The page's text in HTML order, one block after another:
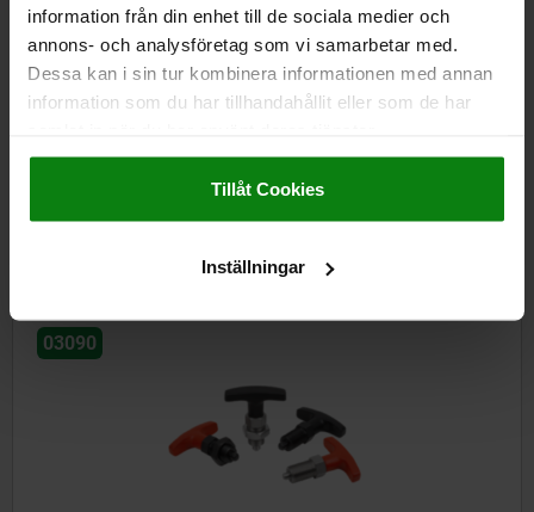
information från din enhet till de sociala medier och
annons- och analysföretag som vi samarbetar med.
Dessa kan i sin tur kombinera informationen med annan
information som du har tillhandahållit eller som de har
Impressum|Dataskydd|AGB
Tillåt Cookies
Inställningar
Inställningsbultar i stål med knopp i plast och märkning för
03090